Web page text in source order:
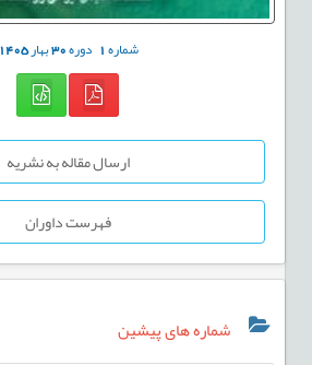
شماره1 دوره30بهار1405
ارسال مقاله به نشریه
فهرست داوران
شماره های پیشین